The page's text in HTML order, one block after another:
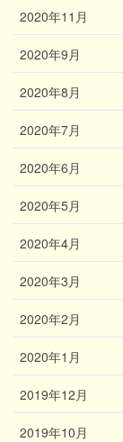
2020年11月
2020年9月
2020年8月
2020年7月
2020年6月
2020年5月
2020年4月
2020年3月
2020年2月
2020年1月
2019年12月
2019年10月